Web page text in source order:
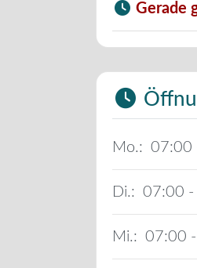
Gerade
Mo.: 07:00
Di.: 07:00 -
Mi.: 07:00